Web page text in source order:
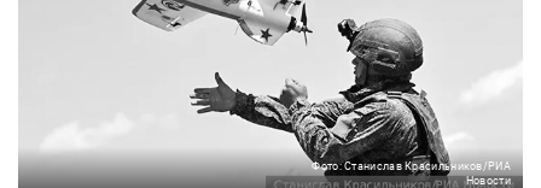
Фото: Станислав Красильников/РИА
Новости